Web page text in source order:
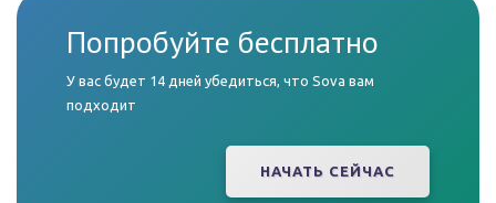
Попробуйте бесплатно
У вас будет 14 дней убедиться, что Sova вам
подходит
НАЧАТЬ СЕЙЧАС